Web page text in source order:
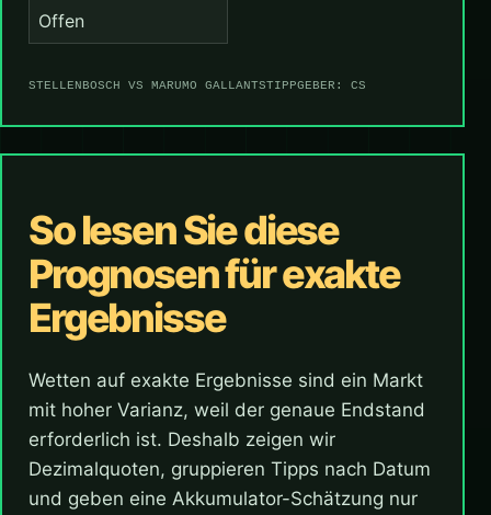
Offen
STELLENBOSCH VS MARUMO GALLANTSTIPPGEBER: CS
So lesen Sie diese
Prognosen für exakte
Ergebnisse
Wetten auf exakte Ergebnisse sind ein Markt
mit hoher Varianz, weil der genaue Endstand
erforderlich ist. Deshalb zeigen wir
Dezimalquoten, gruppieren Tipps nach Datum
und geben eine Akkumulator-Schätzung nur